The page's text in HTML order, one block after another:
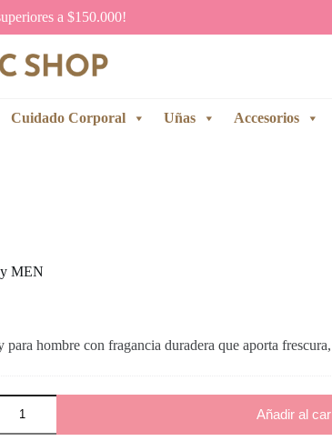
a $150.000!
Cuidado Corporal Uñas Accesorios
MEN
para hombre con fragancia duradera que aporta
Añadir al